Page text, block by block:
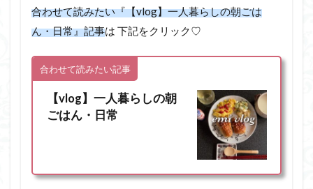
合わせて読みたい『【vlog】一人暮らしの朝ごは
ん・日常』記事は 下記をクリック♡
合わせて読みたい記事
【vlog】一人暮らしの朝
ごはん・日常